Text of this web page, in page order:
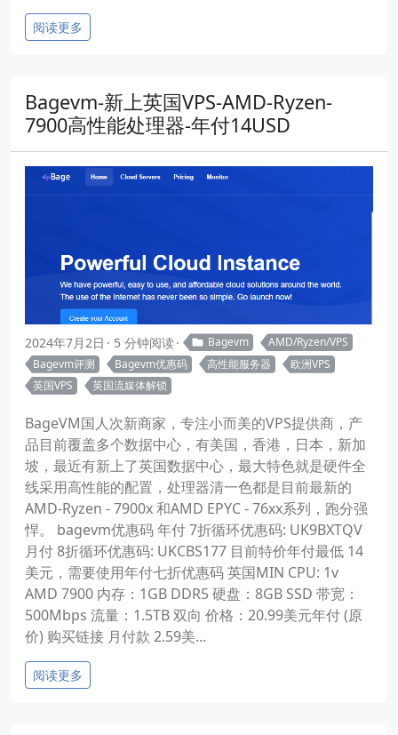
阅读更多
Bagevm-新上英国VPS-AMD-Ryzen-
7900高性能处理器-年付14USD
2024年7月2日 5 分钟阅读 Bagevm
AMD/Ryzen/VPS
Bagevm评测
Bagevm优惠码 高性能服务器
欧洲VPS
英国VPS
英国流媒体解锁
BageVM国人次新商家，专注小而美的VPS提供商，产
品目前覆盖多个数据中心，有美国，香港，日本，新加
坡，最近有新上了英国数据中心，最大特色就是硬件全
线采用高性能的配置，处理器清一色都是目前最新的
AMD-Ryzen - 7900x 和AMD EPYC - 76xx系列，跑分强
悍。 bagevm优惠码 年付 7折循环优惠码: UK9BXTQV
月付 8折循环优惠码: UKCBS177 目前特价年付最低 14
美元，需要使用年付七折优惠码 英国MIN CPU: 1v
AMD 7900 内存：1GB DDR5 硬盘：8GB SSD 带宽：
500Mbps 流量：1.5TB 双向 价格：20.99美元年付 (原
价) 购买链接 月付款 2.59美...
阅读更多